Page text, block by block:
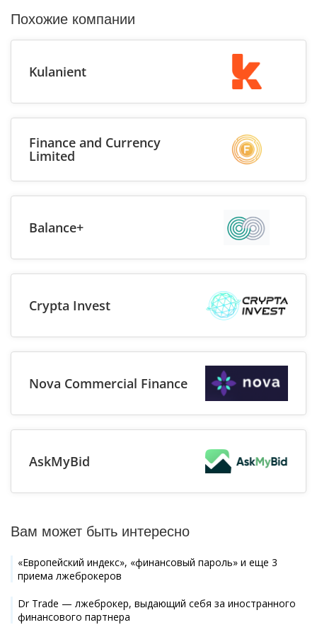
Похожие компании
Kulanient
Finance and Currency
Limited
Balance+
Crypta Invest
Nova Commercial Finance
AskMyBid
Вам может быть интересно
«Европейский индекс», «финансовый пароль» и еще 3
приема лжеброкеров
Dr Trade — лжеброкер, выдающий себя за иностранного
финансового партнера